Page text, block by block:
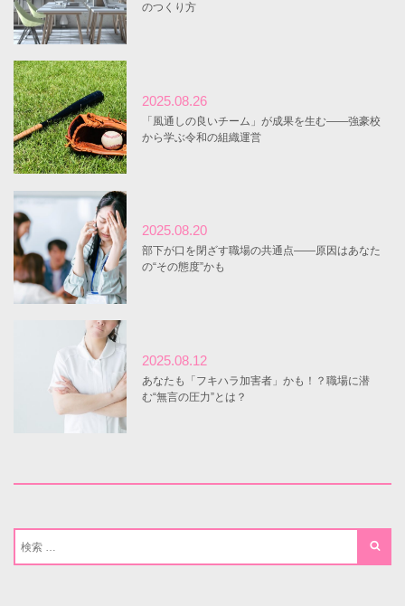
のつくり方
2025.08.26
「風通しの良いチーム」が成果を生む――強豪校
から学ぶ令和の組織運営
2025.08.20
部下が口を閉ざす職場の共通点――原因はあなた
の“その態度”かも
2025.08.12
あなたも「フキハラ加害者」かも！？職場に潜
む“無言の圧力”とは？